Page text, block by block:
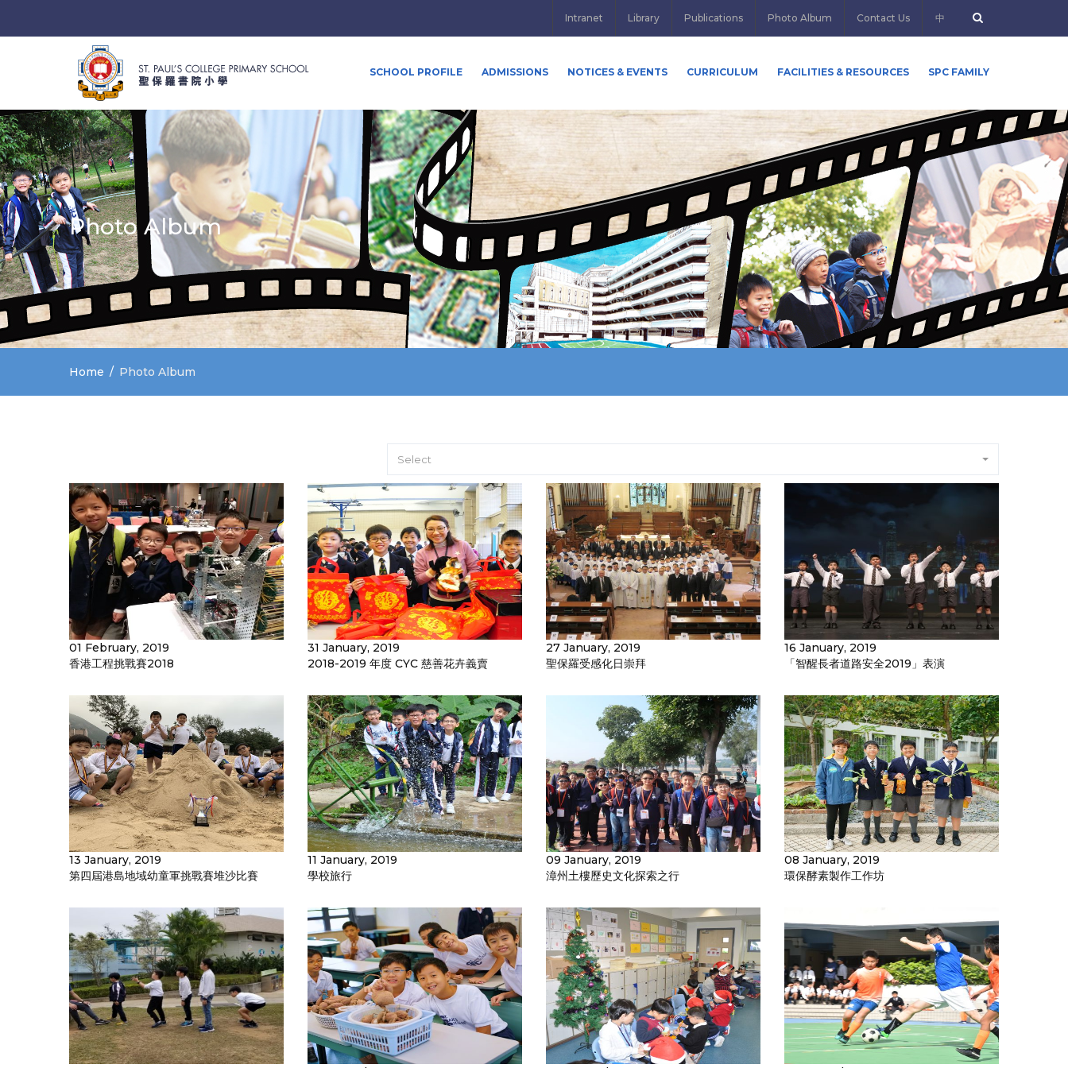
Intranet Library Publications Photo Album Contact Us 中
SCHOOL PROFILE ADMISSIONS NOTICES & EVENTS CURRICULUM FACILITIES & RESOURCES SPC FAMILY
Photo Album
Home Photo Album
Select
01 February, 2019
香港工程挑戰賽2018
31 January, 2019
2018-2019 年度 CYC 慈善花卉義賣
27 January, 2019
聖保羅受感化日崇拜
16 January, 2019
「智醒長者道路安全2019」表演
13 January, 2019
第四屆港島地域幼童軍挑戰賽堆沙比賽
11 January, 2019
學校旅行
09 January, 2019
漳州土樓歷史文化探索之行
08 January, 2019
環保酵素製作工作坊